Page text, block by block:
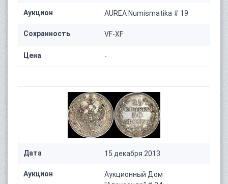
Аукцион AUREA Numismatika # 19
Сохранность VF-XF
Цена -
Дата 15 декабря 2013
Аукцион
Аукционный Дом